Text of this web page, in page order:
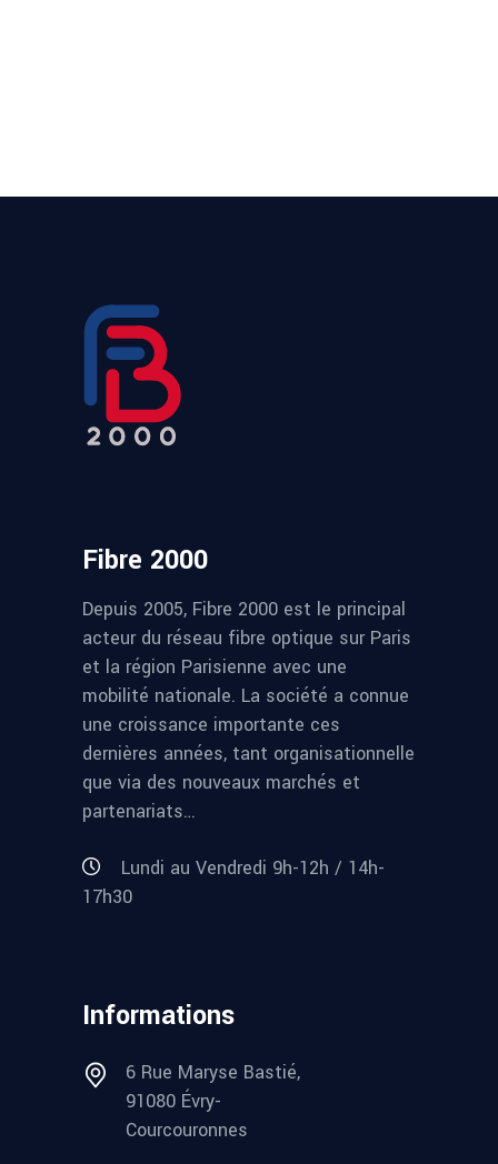
Fibre 2000
Depuis 2005, Fibre 2000 est le principal
acteur du réseau fibre optique sur Paris
et la région Parisienne avec une
mobilité nationale. La société a connue
une croissance importante ces
dernières années, tant organisationnelle
que via des nouveaux marchés et
partenariats…
Lundi au Vendredi 9h-12h / 14h-
17h30
Informations
6 Rue Maryse Bastié,
91080 Évry-
Courcouronnes